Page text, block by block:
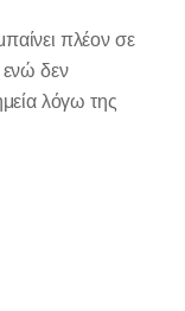
πλέον σε
ενώ δεν
λόγω της